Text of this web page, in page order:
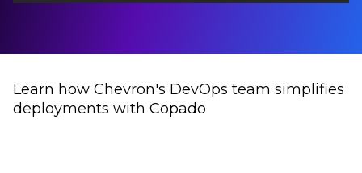
Learn how Chevron's DevOps team simplifies
deployments with Copado